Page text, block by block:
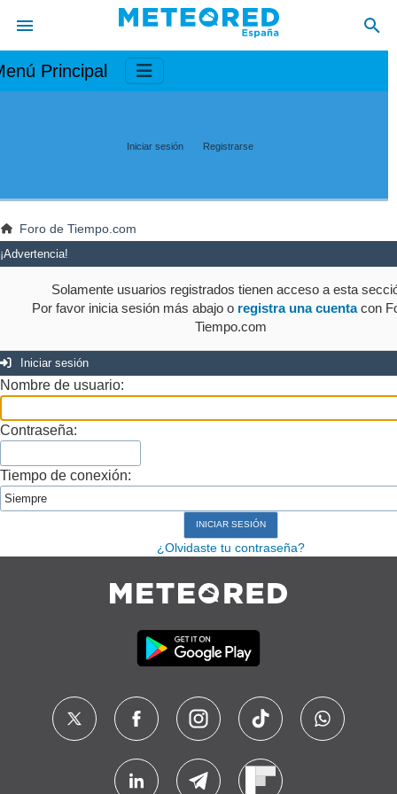
Principal
Iniciar sesión Registrarse
Foro de Tiempo.com
¡Advertencia!
Solamente usuarios registrados tienen acceso a esta
Por favor inicia sesión más abajo o registra una cuentacon
Tiempo.com
Iniciar sesión
Nombre de usuario:
Contraseña:
Tiempo de conexión:
¿Olvidaste tu contraseña?